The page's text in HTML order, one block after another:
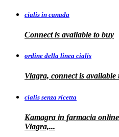
cialis in canada
Connect is available to buy
ordine della linea cialis
Viagra, connect is
cialis senza ricetta
Kamagra in farmacia
Viagra,...